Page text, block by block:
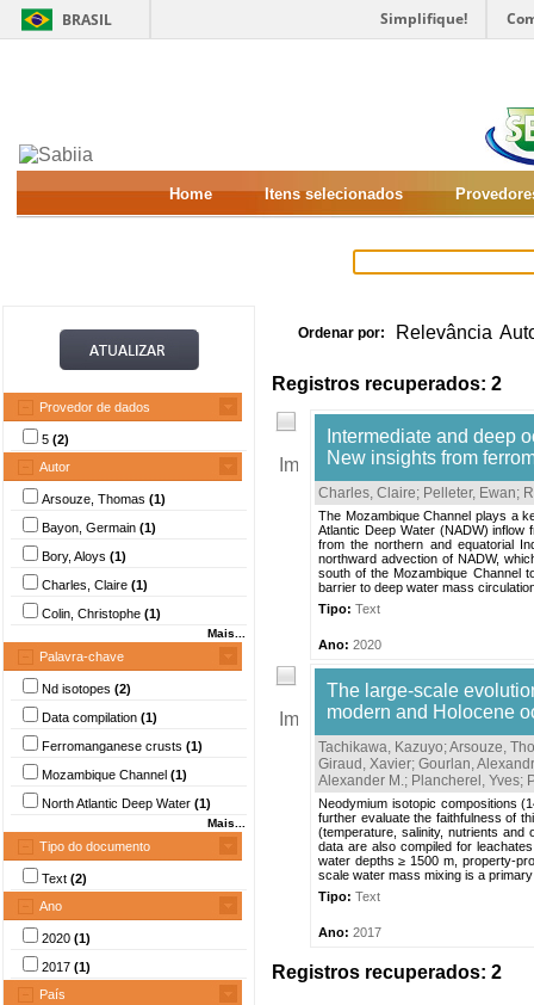
BRASIL Simplifique!
Home Itens selecionados
Provedor de dados
5 (2)
Autor
Arsouze, Thomas (1)
Bayon, Germain (1)
Bory, Aloys (1)
Charles, Claire (1)
Colin, Christophe (1)
Mais...
Palavra-chave
Nd isotopes (2)
Data compilation (1)
Ferromanganese crusts (1)
Mozambique Channel (1)
North Atlantic Deep Water (1)
Mais...
Tipo do documento
Text (2)
Ano
2020 (1)
2017 (1)
País
Ordenar por: Relevância
Registros recuperados: 2
Intermediate and deep
New insights from
Charles, Claire; Pelleter, Ewan;
The Mozambique Channel plays a
Atlantic Deep Water (NADW)
from the northern and equatorial
northward advection of NADW,
south of the Mozambique Channel
barrier to deep water mass
Tipo: Text
Ano: 2020
The large-scale
modern and Holocene
Tachikawa, Kazuyo;Arsouze,
Giraud, Xavier; Gourlan,
Alexander M.; Plancherel, Yves;
Neodymium isotopic compositions
further evaluate the faithfulness of
(temperature, salinity, nutrients and
data are also compiled for
water depths ≥ 1500 m, property-
scale water mass mixing is a
Tipo: Text
Ano: 2017
Registros recuperados: 2